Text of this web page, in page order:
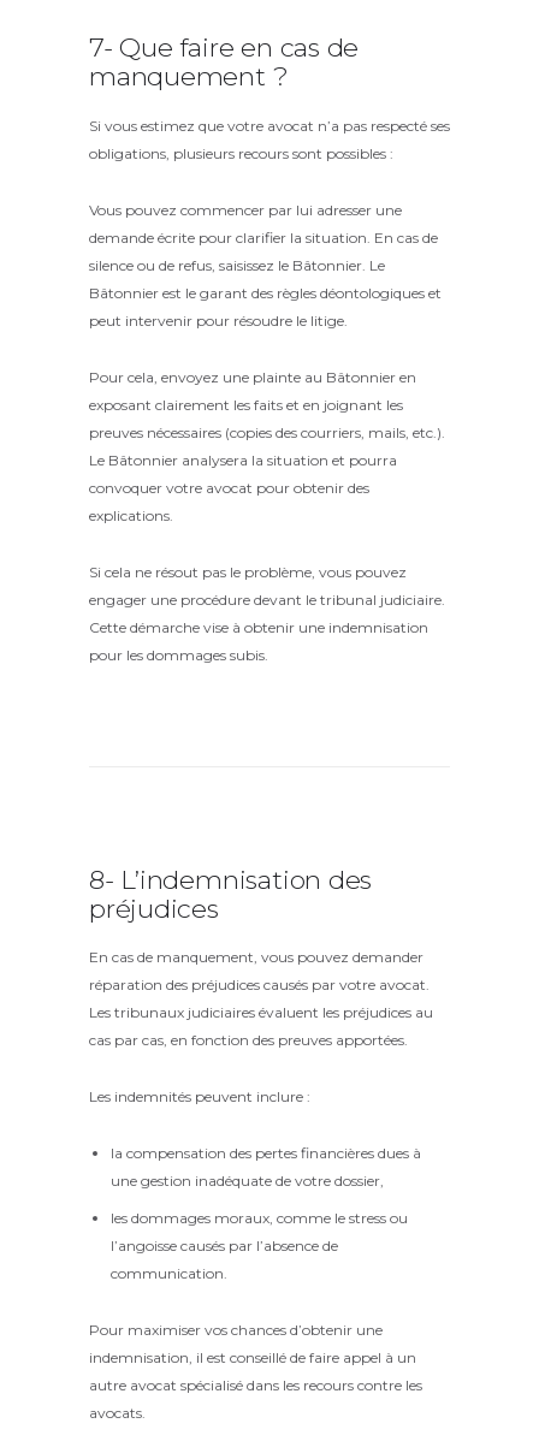
7- Que faire en cas de
manquement ?
Si vous estimez que votre avocat n’a pas respecté ses
obligations, plusieurs recours sont possibles :
Vous pouvez commencer par lui adresser une
demande écrite pour clarifier la situation. En cas de
silence ou de refus, saisissez le Bâtonnier. Le
Bâtonnier est le garant des règles déontologiques et
peut intervenir pour résoudre le litige.
Pour cela, envoyez une plainte au Bâtonnier en
exposant clairement les faits et en joignant les
preuves nécessaires (copies des courriers, mails, etc.).
Le Bâtonnier analysera la situation et pourra
convoquer votre avocat pour obtenir des
explications.
Si cela ne résout pas le problème, vous pouvez
engager une procédure devant le tribunal judiciaire.
Cette démarche vise à obtenir une indemnisation
pour les dommages subis.
8- L’indemnisation des
préjudices
En cas de manquement, vous pouvez demander
réparation des préjudices causés par votre avocat.
Les tribunaux judiciaires évaluent les préjudices au
cas par cas, en fonction des preuves apportées.
Les indemnités peuvent inclure :
la compensation des pertes financières dues à
une gestion inadéquate de votre dossier,
les dommages moraux, comme le stress ou
l’angoisse causés par l’absence de
communication.
Pour maximiser vos chances d’obtenir une
indemnisation, il est conseillé de faire appel à un
autre avocat spécialisé dans les recours contre les
avocats.